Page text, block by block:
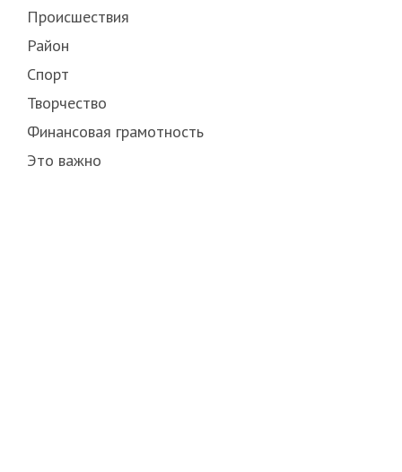
Происшествия
Район
Спорт
Творчество
Финансовая грамотность
Это важно